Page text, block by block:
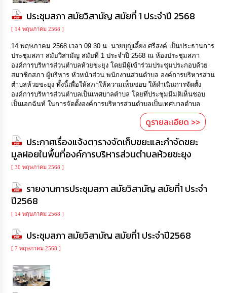
ประชุมสภา สมัยวิสามัญ สมัยที่ 1 ประจำปี 2568
[ 14 พฤษภาคม 2568 ]
14 พฤษภาคม 2568 เวลา 09.30 น. นายบุญเลี้ยง ศรีสงค์ เป็นประธานการ
ประชุมสภา สมัยวิสามัญ สมัยที่ 1 ประจำปี 2568 ณ ห้องประชุมสภา
องค์การบริหารส่วนตำบลห้วยขะยุง โดยมีผู้เข้าร่วมประชุมประกอบด้วย
สมาชิกสภา ผู้บริหาร หัวหน้าส่วน พนักงานส่วนตำบล องค์การบริหารส่วน
ตำบลห้วยขะยุง ทั้งนี้เพื่อให้สภาให้ความเห็นชอบ ให้ดำเนินการจัดตั้ง
องค์การบริหารส่วนตำบลเป็นเทศบาลตำบล โดยที่ประชุมมีมติเห็นชอบ
เป็นเอกฉันท์ ในการจัดตั้งองค์การบริหารส่วนตำบลเป็นเทศบาลตำบล
ดูรายละเอียด >>
ประกาศเรื่องแจ้งตารางจัดเก็บขยะและกำจัดขยะ
มูลฝอยในพื้นที่องค์การบริหารส่วนตำบลห้วยขะยุง
[ 30 พฤษภาคม 2568 ]
รายงานการประชุมสภา สมัยวิสามัญ สมัยที่1 ประจำ
ปี2568
[ 14 พฤษภาคม 2568 ]
ประชุมสภา สมัยวิสามัญ สมัยที่1 ประจำปี2568
[ 7 พฤษภาคม 2568 ]